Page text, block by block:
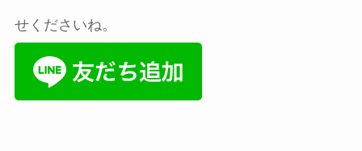
せくださいね。